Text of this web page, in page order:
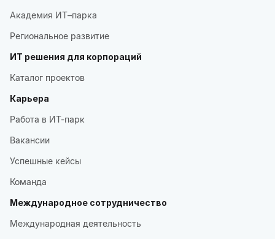
Академия ИТ–парка
Региональное развитие
ИТ решения для корпораций
Каталог проектов
Карьера
Работа в ИТ-парк
Вакансии
Успешные кейсы
Команда
Международное сотрудничество
Международная деятельность